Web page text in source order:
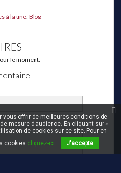
à la une Blog
le moment.
vous offrir de meilleures conditions de
mesure d’audience. En cliquant sur «
de cookies sur ce site. Pour en
cookies cliquez-ici. J'accepte